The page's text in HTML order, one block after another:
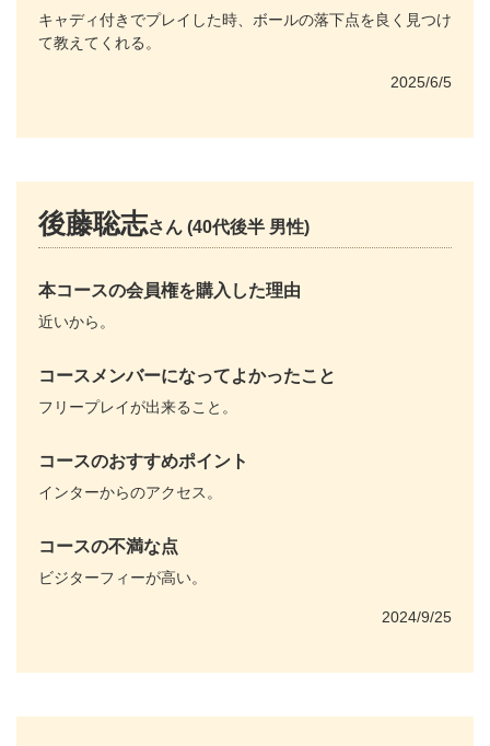
キャディ付きでプレイした時、ボールの落下点を良く見つけ
て教えてくれる。
2025/6/5
後藤聡志さん (40代後半 男性)
本コースの会員権を購入した理由
近いから。
コースメンバーになってよかったこと
フリープレイが出来ること。
コースのおすすめポイント
インターからのアクセス。
コースの不満な点
ビジターフィーが高い。
2024/9/25